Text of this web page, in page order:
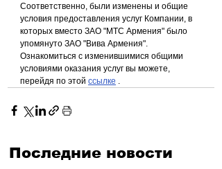
Соответственно, были изменены и общие
условия предоставления услуг Компании, в
которых вместо ЗАО "МТС Армения" было
упомянуто ЗАО "Вива Армения".
Ознакомиться с изменившимися общими
условиями оказания услуг вы можете,
перейдя по этой ссылке
Последние новости